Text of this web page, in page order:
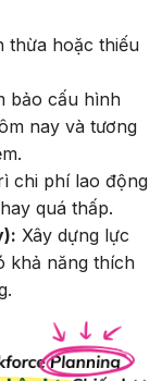
thừa hoặc thiếu
bảo cấu hình
nay và tương
chi phí lao động
quá thấp.
Xây dựng lực
khả năng thích